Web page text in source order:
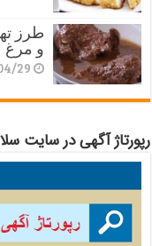
طرز
و مرغ
29
رپورتاژ آگهی در سایت